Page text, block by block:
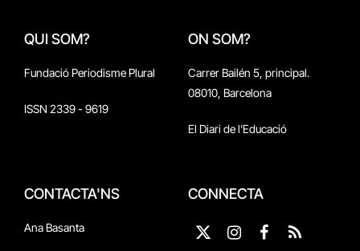
QUI SOM?
Fundació Periodisme Plural
ISSN 2339 - 9619
ON SOM?
Carrer Bailén 5, principal.
08010, Barcelona
El Diari de l'Educació
CONTACTA'NS
Ana Basanta
CONNECTA
X
Instagram
Facebook
RSS